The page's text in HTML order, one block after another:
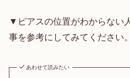
▼ピアスの位置がわからない
事を参考にしてみてください。
あわせて読みたい